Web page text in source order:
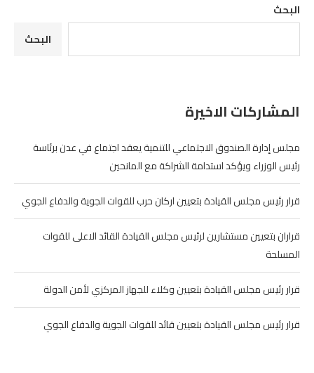
البحث
البحث
المشاركات الاخيرة
مجلس إدارة الصندوق الاجتماعي للتنمية يعقد اجتماع في عدن برئاسة
رئيس الوزراء ويؤكد استدامة الشراكة مع المانحين
قرار رئيس مجلس القيادة بتعيين اركان حرب للقوات الجوية والدفاع الجوي
قراران بتعيين مستشارين لرئيس مجلس القيادة القائد الاعلى للقوات
المسلحة
قرار رئيس مجلس القيادة بتعيين وكلاء للجهاز المركزي لأمن الدولة
قرار رئيس مجلس القيادة بتعيين قائد للقوات الجوية والدفاع الجوي